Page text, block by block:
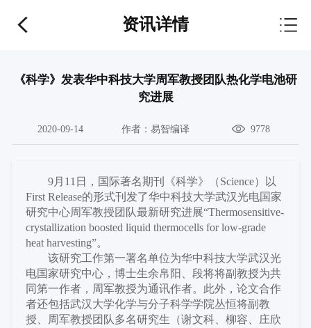
资讯详情
《科学》发表华中科技大学周军教授团队热化学电池研
究进展
2020-09-14 作者： 易智编译 9778
9月11日，国际著名期刊《科学》（Science）以
First Release的形式刊发了华中科技大学武汉光电国家
研究中心周军教授团队最新研究进展“Thermosensitive-
crystallization boosted liquid thermocells for low-grade
heat harvesting”。
该研究工作第一署名单位为华中科技大学武汉光
电国家研究中心，博士生余帛阳、段将将副教授为共
同第一作者，周军教授为通讯作者。此外，论文合作
者还包括武汉大学化学与分子科学学院丛恒将副教
授、周军教授团队多名研究生（谢文科、柳容、庄欣